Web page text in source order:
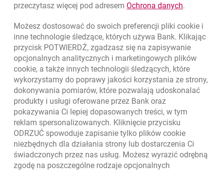
Znajdź placówkę lub bankomat
Napisz do nas otwiera się w nowej karcie
Oceń nasotwiera się w nowej karcie
Skontaktuj się ze Specjalistą
O banku
Odpowiedzialny biznes
Regulacje zewnętrzne
przeczytasz więcej pod adresem Ochrona danychlink
.
Możesz dostosować do swoich preferencji pliki cookie i
inne technologie śledzące, których używa Bank. Klikając
przycisk POTWIERDŹ, zgadzasz się na zapisywanie
opcjonalnych analitycznych i marketingowych plików
cookie, a także innych technologii śledzących, które
wykorzystamy do poprawy jakości korzystania ze strony,
dokonywania pomiarów, które pozwalają udoskonalać
produkty i usługi oferowane przez Bank oraz
pokazywania Ci lepiej dopasowanych treści, w tym
reklam spersonalizowanych. Kliknięcie przycisku
ODRZUĆ spowoduje zapisanie tylko plików cookie
niezbędnych dla działania strony lub dostarczenia Ci
świadczonych przez nas usług. Możesz wyrazić odrębną
zgodę na poszczególne rodzaje opcjonalnych